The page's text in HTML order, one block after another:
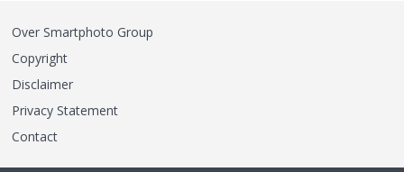
Over Smartphoto Group
Copyright
Disclaimer
Privacy Statement
Contact